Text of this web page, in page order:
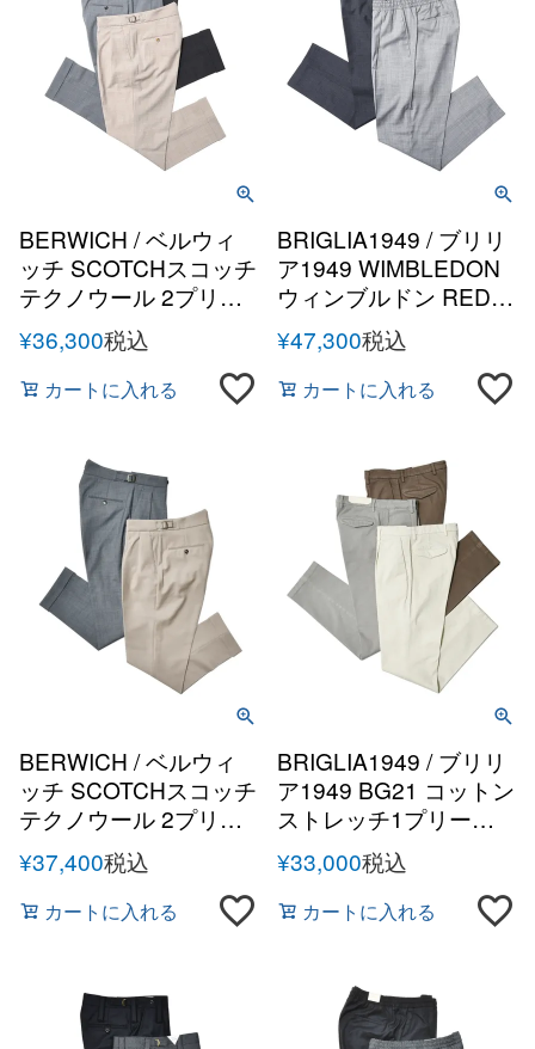
BERWICH / ベルウィ
ッチ SCOTCHスコッチ
テクノウール 2プリー
ツサイドアジャスター
テーパードパンツ
¥36,300税込
カートに入れる
BRIGLIA1949 / ブリリ
ア1949 WIMBLEDON
ウィンブルドン REDA
Active super120'sトロ
ピカルウール1プリー
ツテーパードシャーリ
ングパンツ
¥47,300税込
カートに入れる
BERWICH / ベルウィ
ッチ SCOTCHスコッチ
テクノウール 2プリー
ツサイドアジャスター
テーパードパンツ
¥37,400税込
カートに入れる
BRIGLIA1949 / ブリリ
ア1949 BG21 コットン
ストレッチ1プリーツ
テーパードパンツ
¥33,000税込
カートに入れる